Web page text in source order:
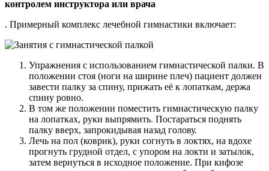
контролем инструктора или врача
. Примерный комплекс лечебной гимнастики включает:
Упражнения с использованием гимнастической палки. В
положении стоя (ноги на ширине плеч) пациент должен
завести палку за спину, прижать её к лопаткам, держа
спину ровно.
В том же положении поместить гимнастическую палку
на лопатках, руки выпрямить. Постараться поднять
палку вверх, запрокидывая назад голову.
Лечь на пол (коврик), руки согнуть в локтях, на вдохе
прогнуть грудной отдел, с упором на локти и затылок,
затем вернуться в исходное положение. При кифозе